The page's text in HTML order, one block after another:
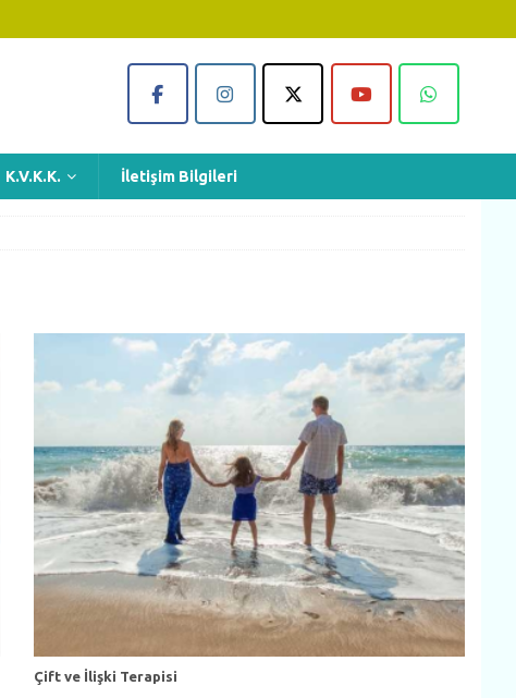
K.V.K.K. İletişim Bilgileri
Çift ve İlişki Terapisi